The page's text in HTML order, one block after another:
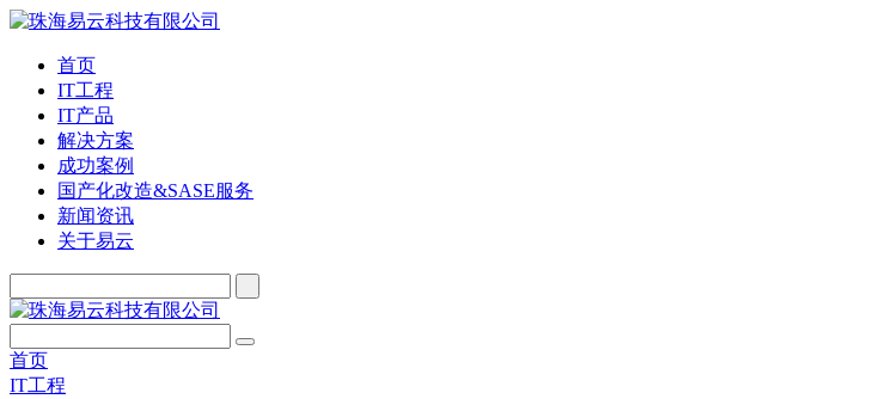
首页
IT工程
IT产品
解决方案
成功案例
国产化改造&SASE服务
新闻资讯
关于易云
首页
IT工程